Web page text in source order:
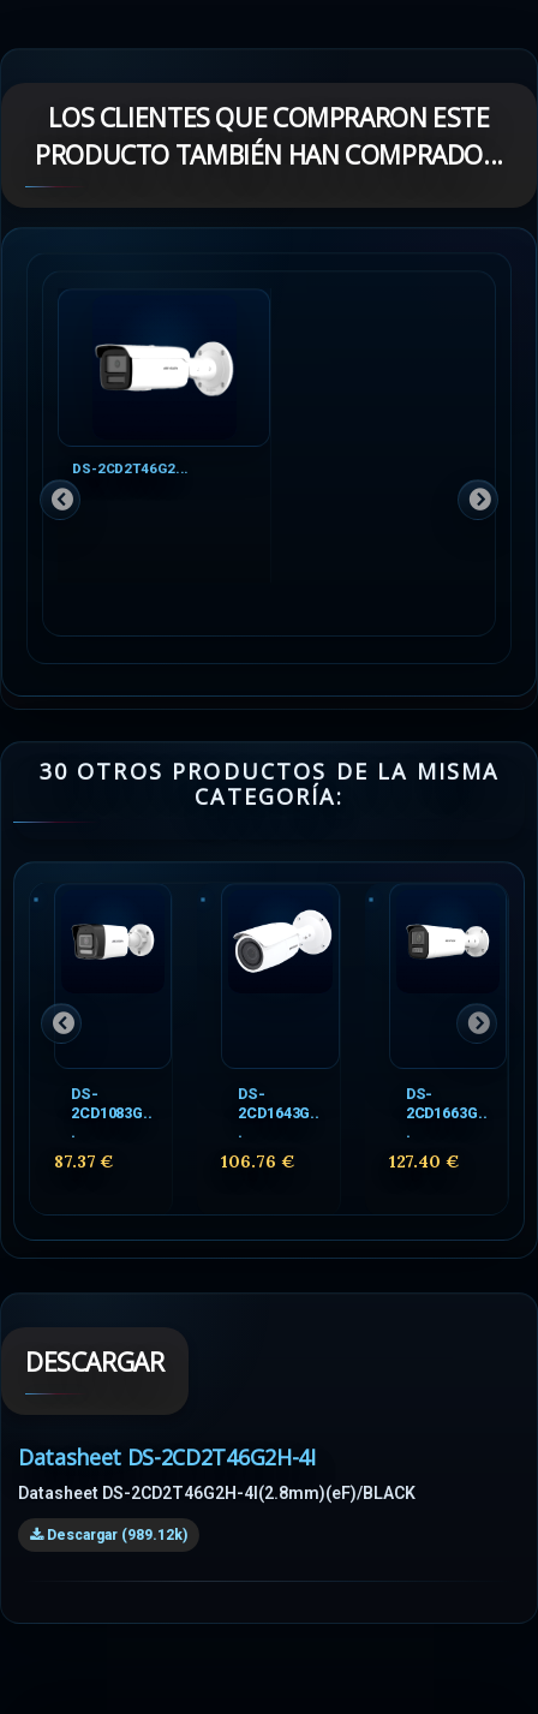
LOS CLIENTES QUE COMPRARON ESTE
PRODUCTO TAMBIÉN HAN COMPRADO...
DS-2CD2T46G2...
30 OTROS PRODUCTOS DE LA MISMA
CATEGORÍA:
DS-
2CD1083G..
.
87.37 €
DS-
2CD1643G..
.
106.76 €
DS-
2CD1663G..
.
127.40 €
DESCARGAR
Datasheet DS-2CD2T46G2H-4I
Datasheet DS-2CD2T46G2H-4I(2.8mm)(eF)/BLACK
Descargar (989.12k)